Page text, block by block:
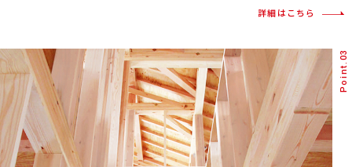
詳細はこちら
Point.